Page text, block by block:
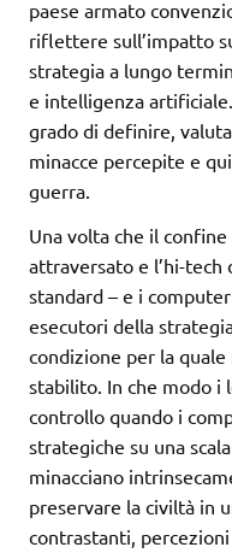
paese armato
riflettere sull’impatto
strategia a lungo
e intelligenza
grado di definire,
minacce percepite e
guerra.
Una volta che il
attraversato e l’hi-
standard – e i
esecutori della
condizione per la
stabilito. In che modo i
controllo quando i
strategiche su una
minacciano
preservare la civiltà in
contrastanti,